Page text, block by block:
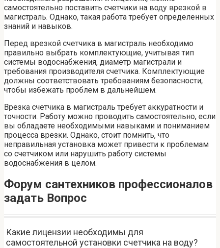
самостоятельно поставить счетчики на воду врезкой в
магистраль. Однако, такая работа требует определенных
знаний и навыков.
Перед врезкой счетчика в магистраль необходимо
правильно выбрать комплектующие, учитывая тип
системы водоснабжения, диаметр магистрали и
требования производителя счетчика. Комплектующие
должны соответствовать требованиям безопасности,
чтобы избежать проблем в дальнейшем.
Врезка счетчика в магистраль требует аккуратности и
точности. Работу можно проводить самостоятельно, если
вы обладаете необходимыми навыками и пониманием
процесса врезки. Однако, стоит помнить, что
неправильная установка может привести к проблемам
со счетчиком или нарушить работу системы
водоснабжения в целом.
Форум сантехников профессионалов
задать Вопрос
Какие лицензии необходимы для
самостоятельной установки счетчика на воду?